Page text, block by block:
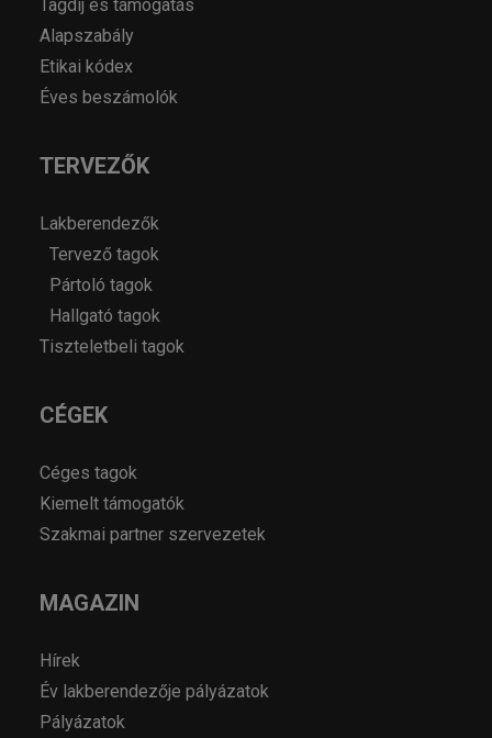
Tagdíj és támogatás
Alapszabály
Etikai kódex
Éves beszámolók
TERVEZŐK
Lakberendezők
Tervező tagok
Pártoló tagok
Hallgató tagok
Tiszteletbeli tagok
CÉGEK
Céges tagok
Kiemelt támogatók
Szakmai partner szervezetek
MAGAZIN
Hírek
Év lakberendezője pályázatok
Pályázatok